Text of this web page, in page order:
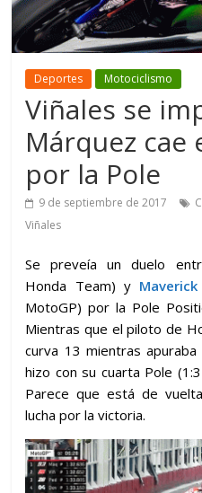
Deportes Motociclismo
Viñales se
Márquez cae
por la Pole
9 de septiembre de 2017
Viñales
Se preveía un duelo
Honda Team) y
MotoGP) por la Pole
Mientras que el piloto de
curva 13 mientras
hizo con su cuarta Pole
Parece que está de
lucha por la victoria.